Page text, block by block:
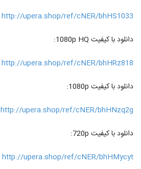
http://upera.shop/ref/cNER/bhHS1033
دانلود با کیفیت 1080p HQ:
http://upera.shop/ref/cNER/bhHRz818
دانلود با کیفیت 1080p:
http://upera.shop/ref/cNER/bhHNzq2g
دانلود با کیفیت 720p:
http://upera.shop/ref/cNER/bhHMycyt